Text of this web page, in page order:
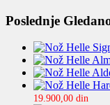
Poslednje
19.900,00 din